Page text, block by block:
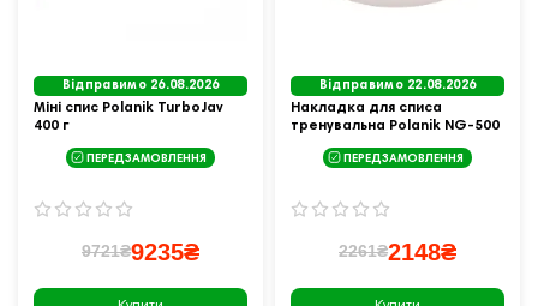
Відправимо 26.08.2026
Міні спис Polanik TurboJav
400 г
ПЕРЕДЗАМОВЛЕННЯ
9721₴9235₴
Відправимо 22.08.2026
Накладка для списа
тренувальна Polanik NG-500
ПЕРЕДЗАМОВЛЕННЯ
2261₴2148₴